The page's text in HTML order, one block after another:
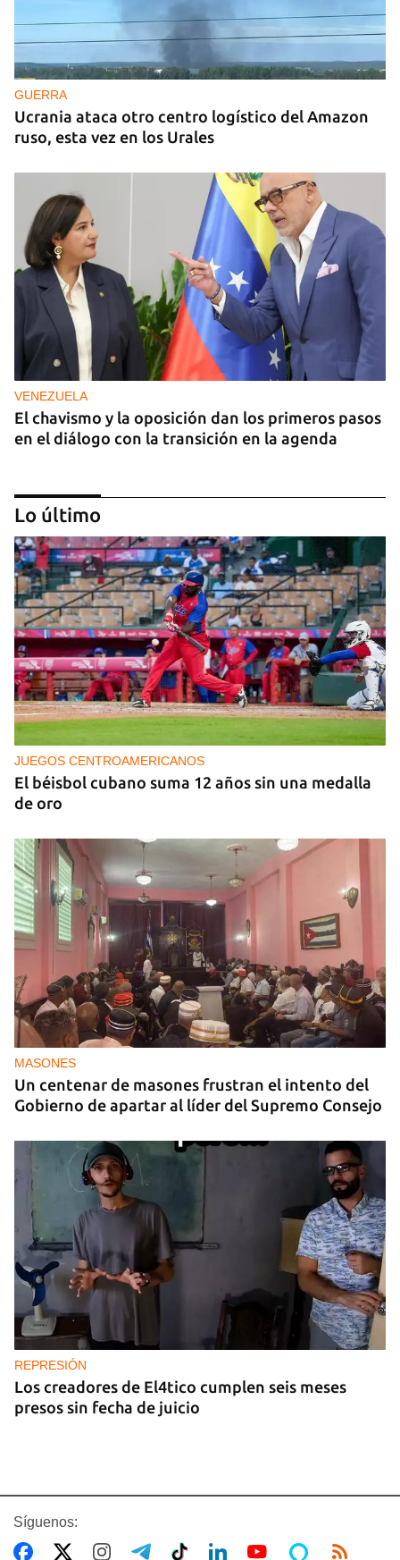
GUERRA
Ucrania ataca otro centro logístico del Amazon
ruso, esta vez en los Urales
VENEZUELA
El chavismo y la oposición dan los primeros pasos
en el diálogo con la transición en la agenda
NICARAGUA
EE UU propone a la OEA convocar a los
cancilleres para "tomar medidas" contra las
decisiones de Ortega
Lo último
JUEGOS CENTROAMERICANOS
El béisbol cubano suma 12 años sin una medalla
de oro
MASONES
Un centenar de masones frustran el intento del
Gobierno de apartar al líder del Supremo Consejo
REPRESIÓN
Los creadores de El4tico cumplen seis meses
presos sin fecha de juicio
Síguenos: